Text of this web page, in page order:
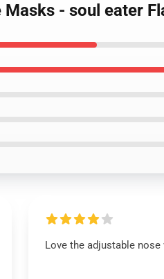
- soul eater
Love the adjustable